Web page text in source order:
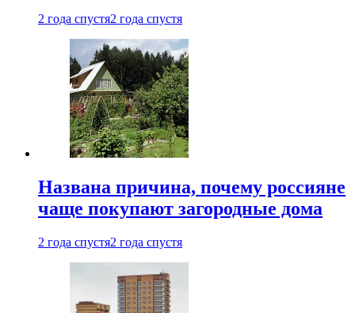
2 года спустя2 года спустя
Названа причина, почему россияне
чаще покупают загородные дома
2 года спустя2 года спустя